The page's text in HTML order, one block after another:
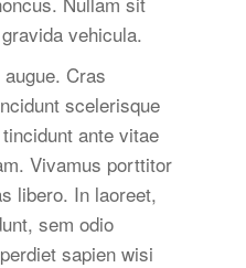
vehicula.
Cras
scelerisque
ante vitae
Vivamus porttitor
libero. In laoreet,
sem odio
sapien wisi